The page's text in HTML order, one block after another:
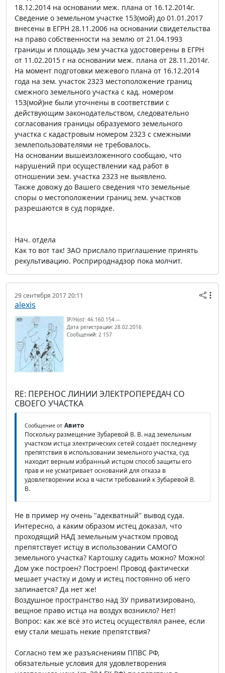
18.12.2014 на основании меж. плана от 16.12.2014г.
Сведение о земельном участке 153(мой) до 01.01.2017
внесены в ЕГРН 28.11.2006 на основании свидетельства
на право собственности на землю от 21.04.1993
границы и площадь зем участка удостоверены в ЕГРН
от 11.02.2015 г на основании меж. плана от 28.11.2014г.
На момент подготовки межевого плана от 16.12.2014
года на зем. участок 2323 местоположение границ
смежного земельного участка с кад. номером
153(мой)не были уточнены в соответствии с
действующим законодательством, следовательно
согласования границы образуемого земельного
участка с кадастровым номером 2323 с смежными
землепользователями не требовалось.
На основании вышеизложенного сообщаю, что
нарушений при осуществлении кад работ в
отношении зем. участка 2323 не выявлено.
Также довожу до Вашего сведения что земельные
споры о местоположении границ зем. участков
разрешаются в суд порядке.
Нач. отдела
Как то вот так! ЗАО прислало приглашение принять
рекультивацию. Росприроднадзор пока молчит.
29 сентября 2017 20:11
alexis
IP/Host: 46.160.154.---
Дата регистрации: 28.02.2016
Сообщений: 2 157
RE: ПЕРЕНОС ЛИНИИ ЭЛЕКТРОПЕРЕДАЧ СО
СВОЕГО УЧАСТКА
Сообщение от Авито
Поскольку размещение Зубаревой В. В. над земельным
участком истца электрических сетей создаёт последнему
препятствия в использовании земельного участка, суд
находит верным избранный истцом способ защиты его
прав и не усматривает оснований для отказа в
удовлетворении иска в части требований к Зубаревой В.
В.
Не в пример ну очень "адекватный" вывод суда.
Интересно, а каким образом истец доказал, что
проходящий НАД земельным участком провод
препятствует истцу в использовании САМОГО
земельного участка? Картошку садить можно? Можно!
Дом уже построен? Построен! Провод фактически
мешает участку и дому и истец постоянно об него
запинается? Да нет же!
Воздушное пространство над ЗУ приватизировано,
вещное право истца на воздух возникло? Нет!
Вопрос: как же всё это истец осуществлял ранее, если
ему стали мешать некие препятствия?
Согласно тем же разъяснениям ППВС РФ,
обязательные условия для удовлетворения